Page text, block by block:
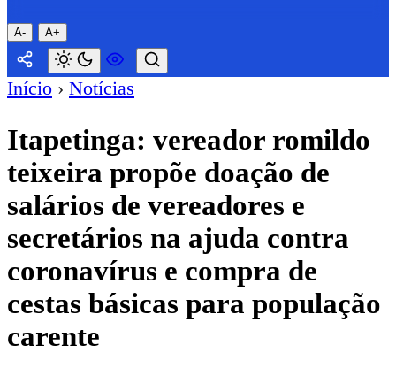
A- A+
Início › Notícias
Itapetinga: vereador romildo
teixeira propõe doação de
salários de vereadores e
secretários na ajuda contra
coronavírus e compra de
cestas básicas para população
carente